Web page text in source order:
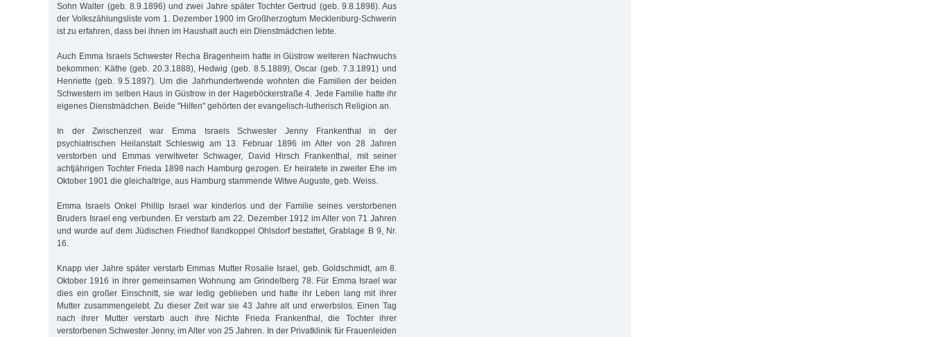
Sohn Walter (geb. 8.9.1896) und zwei Jahre später Tochter Gertrud (geb. 9.8.1898). Aus
der Volkszählungsliste vom 1. Dezember 1900 im Großherzogtum Mecklenburg-Schwerin
ist zu erfahren, dass bei ihnen im Haushalt auch ein Dienstmädchen lebte.
Auch Emma Israels Schwester Recha Bragenheim hatte in Güstrow weiteren Nachwuchs
bekommen: Käthe (geb. 20.3.1888), Hedwig (geb. 8.5.1889), Oscar (geb. 7.3.1891) und
Henriette (geb. 9.5.1897). Um die Jahrhundertwende wohnten die Familien der beiden
Schwestern im selben Haus in Güstrow in der Hageböckerstraße 4. Jede Familie hatte ihr
eigenes Dienstmädchen. Beide "Hilfen" gehörten der evangelisch-lutherisch Religion an.
In der Zwischenzeit war Emma Israels Schwester Jenny Frankenthal in der
psychiatrischen Heilanstalt Schleswig am 13. Februar 1896 im Alter von 28 Jahren
verstorben und Emmas verwitweter Schwager, David Hirsch Frankenthal, mit seiner
achtjährigen Tochter Frieda 1898 nach Hamburg gezogen. Er heiratete in zweiter Ehe im
Oktober 1901 die gleichaltrige, aus Hamburg stammende Witwe Auguste, geb. Weiss.
Emma Israels Onkel Phillip Israel war kinderlos und der Familie seines verstorbenen
Bruders Israel eng verbunden. Er verstarb am 22. Dezember 1912 im Alter von 71 Jahren
und wurde auf dem Jüdischen Friedhof Ilandkoppel Ohlsdorf bestattet, Grablage B 9, Nr.
16.
Knapp vier Jahre später verstarb Emmas Mutter Rosalie Israel, geb. Goldschmidt, am 8.
Oktober 1916 in ihrer gemeinsamen Wohnung am Grindelberg 78. Für Emma Israel war
dies ein großer Einschnitt, sie war ledig geblieben und hatte ihr Leben lang mit ihrer
Mutter zusammengelebt. Zu dieser Zeit war sie 43 Jahre alt und erwerbslos. Einen Tag
nach ihrer Mutter verstarb auch ihre Nichte Frieda Frankenthal, die Tochter ihrer
verstorbenen Schwester Jenny, im Alter von 25 Jahren. In der Privatklinik für Frauenleiden